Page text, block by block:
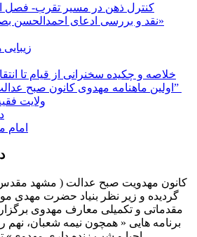
کنترل ذهن در مسیر تقرب- فصل
نقد و بررسی ادعای احمدالحسن بصری درمورد «نبوت»
خلاصه و چکیده سخنرانی از قیام تا
اولین ماهنامه مهدوی کانون صبح عدالت با نام “منجی من”
ولایت
گردیده و زیر نظر بنیاد حضرت مهدی
مقدماتی و تکمیلی معارف مهدوی
برنامه هایی « همچون نیمه شعبان،